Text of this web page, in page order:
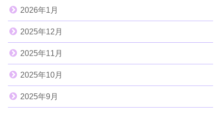
2026年1月
2025年12月
2025年11月
2025年10月
2025年9月